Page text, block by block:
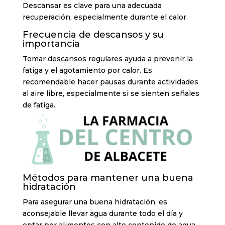
Descansar es clave para una adecuada
recuperación, especialmente durante el calor.
Frecuencia de descansos y su
importancia
Tomar descansos regulares ayuda a prevenir la
fatiga y el agotamiento por calor. Es
recomendable hacer pausas durante actividades
al aire libre, especialmente si se sienten señales
de fatiga.
Métodos para mantener una buena
hidratación
Para asegurar una buena hidratación, es
aconsejable llevar agua durante todo el día y